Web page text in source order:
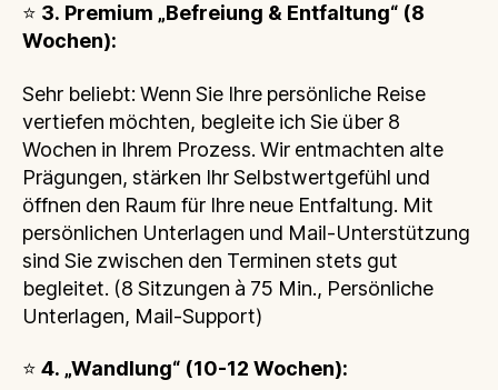
⭐ 3. Premium „Befreiung & Entfaltung“ (8
Wochen):
Sehr beliebt: Wenn Sie Ihre persönliche Reise
vertiefen möchten, begleite ich Sie über 8
Wochen in Ihrem Prozess. Wir entmachten alte
Prägungen, stärken Ihr Selbstwertgefühl und
öffnen den Raum für Ihre neue Entfaltung. Mit
persönlichen Unterlagen und Mail-Unterstützung
sind Sie zwischen den Terminen stets gut
begleitet. (8 Sitzungen à 75 Min., Persönliche
Unterlagen, Mail-Support)
⭐ 4. „Wandlung“ (10-12 Wochen):